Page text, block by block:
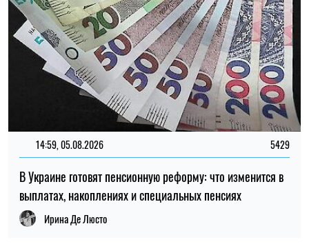
16:59, 07.08.2026 30
Переселенцы могут временно не платить ипотеку за
поврежденное жилье: условия и порядок оформления
Ирина Де Люсто